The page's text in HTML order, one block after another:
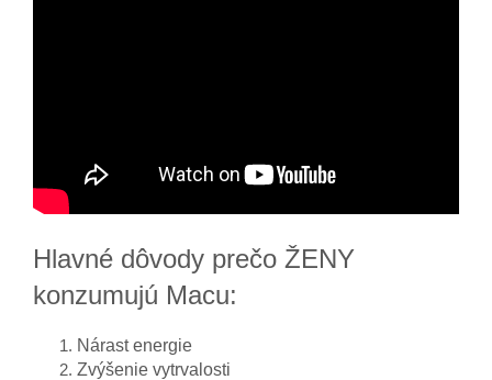
Hlavné dôvody prečo ŽENY
konzumujú Macu:
Nárast energie
Zvýšenie vytrvalosti